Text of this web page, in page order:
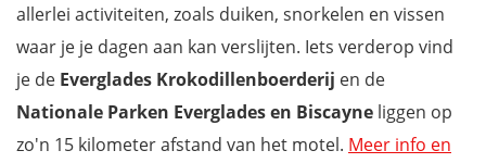
allerlei activiteiten, zoals duiken, snorkelen en vissen
waar je je dagen aan kan verslijten. Iets verderop vind
je de Everglades Krokodillenboerderij en de
Nationale Parken Everglades en Biscayne liggen op
zo'n 15 kilometer afstand van het motel. Meer info en